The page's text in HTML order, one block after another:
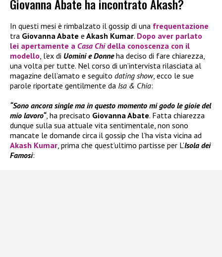
Giovanna Abate ha incontrato Akash?
In questi mesi è rimbalzato il gossip di una frequentazione
tra Giovanna Abate e Akash Kumar. Dopo aver parlato
lei apertamente a Casa Chi della conoscenza con il
modello, l’ex di Uomini e Donneha deciso di fare chiarezza,
una volta per tutte. Nel corso di un’intervista rilasciata al
magazine dell’amato e seguito dating show, ecco le sue
parole riportate gentilmente da Isa & Chia:
“Sono ancora single ma in questo momento mi godo le gioie del
mio lavoro“, ha precisato Giovanna Abate. Fatta chiarezza
dunque sulla sua attuale vita sentimentale, non sono
mancate le domande circa il gossip che l’ha vista vicina ad
Akash Kumar, prima che quest’ultimo partisse per L’Isola dei
Famosi: